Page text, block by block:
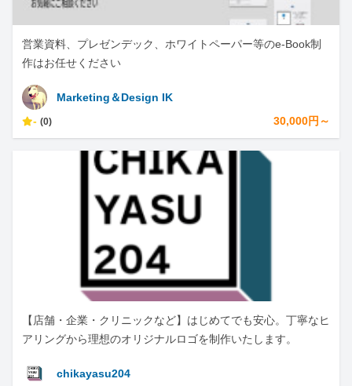
営業資料、プレゼンデック、ホワイトペーパー等のe-Book制
作はお任せください
Marketing＆Design IK
- (0) 30,000円～
【店舗・企業・クリニックなど】はじめてでも安心。丁寧なヒ
アリングから理想のオリジナルロゴを制作いたします。
chikayasu204